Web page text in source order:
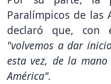
Paralímpicos de las
declaró que, con
"volvemos a dar
esta vez, de la
América".